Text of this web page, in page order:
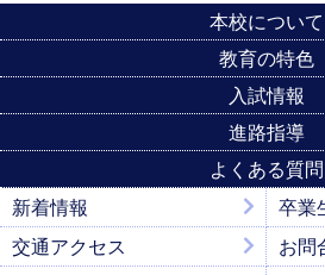
本校について
教育の特色
入試情報
進路指導
よくある質問
新着情報
卒業
交通アクセス
お問